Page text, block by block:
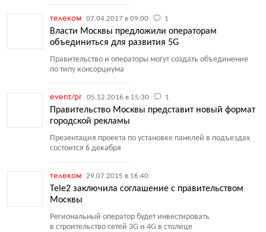
телеком 07.04.2017 в 09:00 1
Власти Москвы предложили операторам
объединиться для развития 5G
Правительство и операторы могут создать объединение
по типу консорциума
event/pr 05.12.2016 в 15:30 1
Правительство Москвы представит новый формат
городской рекламы
Презентация проекта по установке панелей в подъездах
состоится 6 декабря
телеком 29.07.2015 в 16:40
Tele2 заключила соглашение с правительством
Москвы
Региональный оператор будет инвестировать
в строительство сетей 3G и 4G в столице